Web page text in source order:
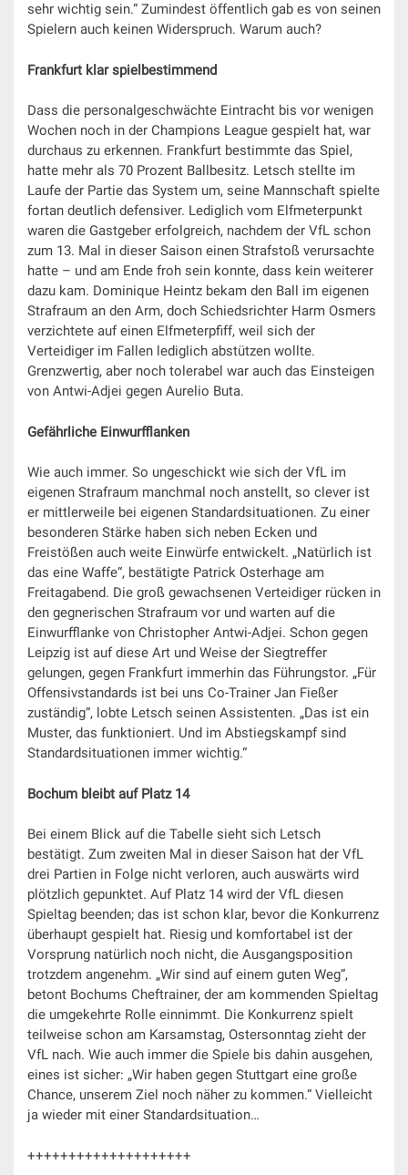
sehr wichtig sein.“ Zumindest öffentlich gab es von seinen
Spielern auch keinen Widerspruch. Warum auch?
Frankfurt klar spielbestimmend
Dass die personalgeschwächte Eintracht bis vor wenigen
Wochen noch in der Champions League gespielt hat, war
durchaus zu erkennen. Frankfurt bestimmte das Spiel,
hatte mehr als 70 Prozent Ballbesitz. Letsch stellte im
Laufe der Partie das System um, seine Mannschaft spielte
fortan deutlich defensiver. Lediglich vom Elfmeterpunkt
waren die Gastgeber erfolgreich, nachdem der VfL schon
zum 13. Mal in dieser Saison einen Strafstoß verursachte
hatte – und am Ende froh sein konnte, dass kein weiterer
dazu kam. Dominique Heintz bekam den Ball im eigenen
Strafraum an den Arm, doch Schiedsrichter Harm Osmers
verzichtete auf einen Elfmeterpfiff, weil sich der
Verteidiger im Fallen lediglich abstützen wollte.
Grenzwertig, aber noch tolerabel war auch das Einsteigen
von Antwi-Adjei gegen Aurelio Buta.
Gefährliche Einwurfflanken
Wie auch immer. So ungeschickt wie sich der VfL im
eigenen Strafraum manchmal noch anstellt, so clever ist
er mittlerweile bei eigenen Standardsituationen. Zu einer
besonderen Stärke haben sich neben Ecken und
Freistößen auch weite Einwürfe entwickelt. „Natürlich ist
das eine Waffe“, bestätigte Patrick Osterhage am
Freitagabend. Die groß gewachsenen Verteidiger rücken in
den gegnerischen Strafraum vor und warten auf die
Einwurfflanke von Christopher Antwi-Adjei. Schon gegen
Leipzig ist auf diese Art und Weise der Siegtreffer
gelungen, gegen Frankfurt immerhin das Führungstor. „Für
Offensivstandards ist bei uns Co-Trainer Jan Fießer
zuständig“, lobte Letsch seinen Assistenten. „Das ist ein
Muster, das funktioniert. Und im Abstiegskampf sind
Standardsituationen immer wichtig.“
Bochum bleibt auf Platz 14
Bei einem Blick auf die Tabelle sieht sich Letsch
bestätigt. Zum zweiten Mal in dieser Saison hat der VfL
drei Partien in Folge nicht verloren, auch auswärts wird
plötzlich gepunktet. Auf Platz 14 wird der VfL diesen
Spieltag beenden; das ist schon klar, bevor die Konkurrenz
überhaupt gespielt hat. Riesig und komfortabel ist der
Vorsprung natürlich noch nicht, die Ausgangsposition
trotzdem angenehm. „Wir sind auf einem guten Weg“,
betont Bochums Cheftrainer, der am kommenden Spieltag
die umgekehrte Rolle einnimmt. Die Konkurrenz spielt
teilweise schon am Karsamstag, Ostersonntag zieht der
VfL nach. Wie auch immer die Spiele bis dahin ausgehen,
eines ist sicher: „Wir haben gegen Stuttgart eine große
Chance, unserem Ziel noch näher zu kommen.“ Vielleicht
ja wieder mit einer Standardsituation…
++++++++++++++++++++